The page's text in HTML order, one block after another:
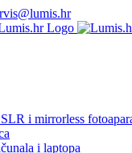
i mirrorless
i laptopa